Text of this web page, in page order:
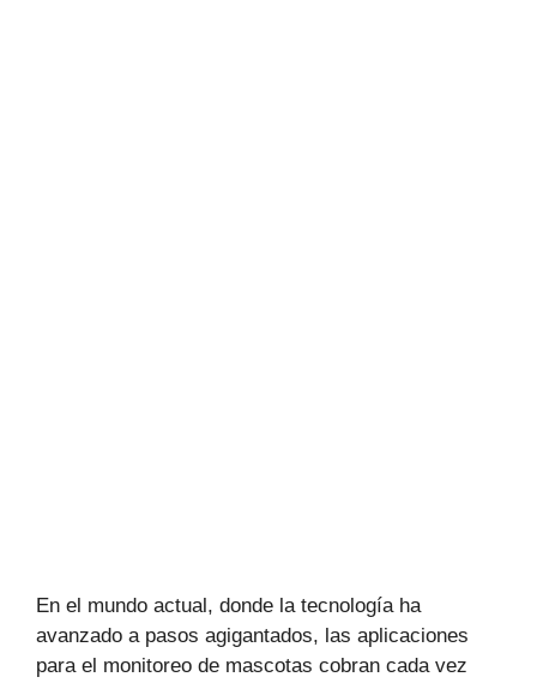
En el mundo actual, donde la tecnología ha
avanzado a pasos agigantados, las aplicaciones
para el monitoreo de mascotas cobran cada vez